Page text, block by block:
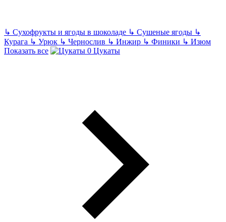
↳ Сухофрукты и ягоды в шоколаде ↳ Сушеные ягоды ↳
Курага ↳ Урюк ↳ Чернослив ↳ Инжир ↳ Финики ↳ Изюм
Показать все
Цукаты